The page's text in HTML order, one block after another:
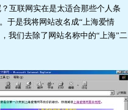
互联网实在是太适合那些个人条
于是我将网站改名成“上海爱情
我们去除了网站名称中的“上海”二